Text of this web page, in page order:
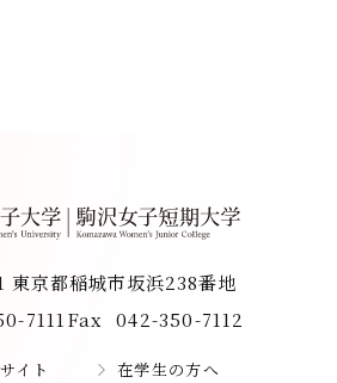
東京都稲城市坂浜238番地
7111Fax 042-350-7112
イト
在学生の方へ